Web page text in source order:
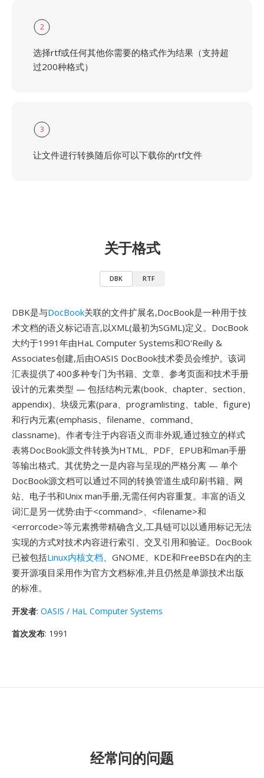
2
选择rtf或任何其他你需要的格式作为结果（支持超
过200种格式）
3
让文件进行转换随后你可以下载你的rtf文件
关于格式
DBK RTF
DBK是与DocBook关联的文件扩展名,DocBook是一种用于技
术文档的语义标记语言,以XML(最初为SGML)定义。DocBook
大约于1991年由HaL Computer Systems和O'Reilly &
Associates创建,后由OASIS DocBook技术委员会维护。该词
汇表提供了400多种专门为书籍、文章、参考页面和技术手册
设计的元素类型 — 包括结构元素(book、chapter、section、
appendix)、块级元素(para、programlisting、table、figure)
和行内元素(emphasis、filename、command、
classname)。作者专注于内容语义而非外观,通过独立的样式
表将DocBook源文件转换为HTML、PDF、EPUB和man手册
等输出格式。其优势之一是内容与呈现的严格分离 — 单个
DocBook源文档可以通过不同的转换管道生成印刷书籍、网
站、电子书和Unix man手册,无需任何内容重复。丰富的语义
词汇是另一优势:由于<command>、<filename>和
<errorcode>等元素携带精确含义,工具链可以以通用标记无法
实现的方式对技术内容进行索引、交叉引用和验证。DocBook
已被包括Linux内核文档、GNOME、KDE和FreeBSD在内的主
要开源项目采用作为官方文档标准,并且仍然是单源技术出版
的标准。
开发者: OASIS / HaL Computer Systems
首次发布: 1991
经常问的问题